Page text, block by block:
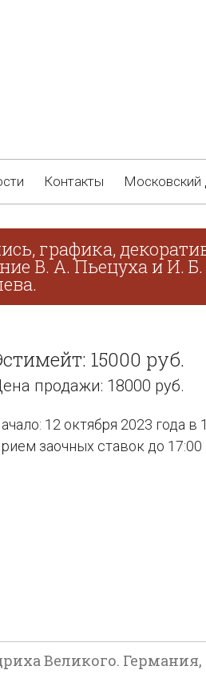
Контакты
графика,
В. А. Пьецуха и И.
15000 руб.
продажи: 18000 руб.
12 октября 2023 года в
заочных ставок до 17:00
Великого.